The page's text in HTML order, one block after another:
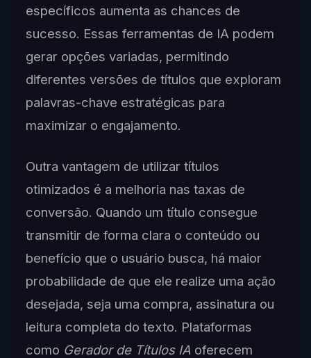
específicos aumenta as chances de
sucesso. Essas ferramentas de IA podem
gerar opções variadas, permitindo
diferentes versões de títulos que exploram
palavras-chave estratégicas para
maximizar o engajamento.
Outra vantagem de utilizar títulos
otimizados é a melhoria nas taxas de
conversão. Quando um título consegue
transmitir de forma clara o conteúdo ou
benefício que o usuário busca, há maior
probabilidade de que ele realize uma ação
desejada, seja uma compra, assinatura ou
leitura completa do texto. Plataformas
como Gerador de Títulos IA oferecem